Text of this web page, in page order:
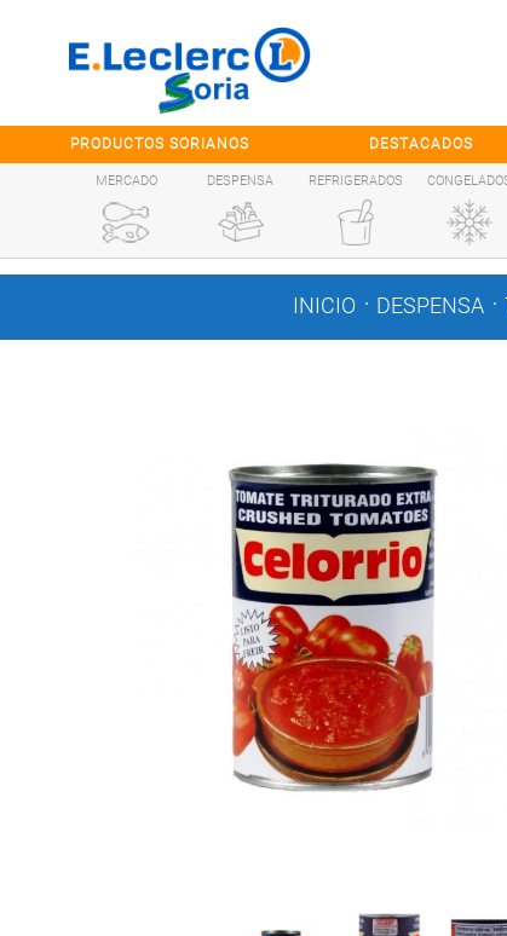
PRODUCTOS SORIANOS DESTACADOS
MERCADO DESPENSA REFRIGERADOS
INICIO . DESPENSA .